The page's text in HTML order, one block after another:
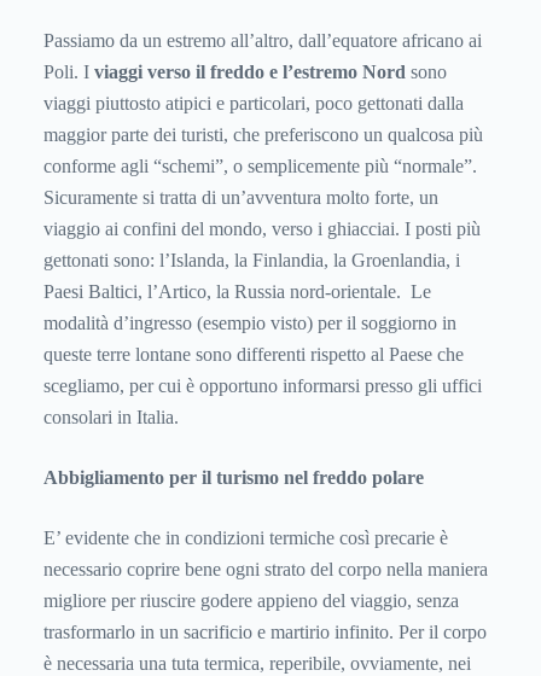
Passiamo da un estremo all’altro, dall’equatore africano ai
Poli. I viaggi verso il freddo e l’estremo Nord sono
viaggi piuttosto atipici e particolari, poco gettonati dalla
maggior parte dei turisti, che preferiscono un qualcosa più
conforme agli “schemi”, o semplicemente più “normale”.
Sicuramente si tratta di un’avventura molto forte, un
viaggio ai confini del mondo, verso i ghiacciai. I posti più
gettonati sono: l’Islanda, la Finlandia, la Groenlandia, i
Paesi Baltici, l’Artico, la Russia nord-orientale. Le
modalità d’ingresso (esempio visto) per il soggiorno in
queste terre lontane sono differenti rispetto al Paese che
scegliamo, per cui è opportuno informarsi presso gli uffici
consolari in Italia.
Abbigliamento per il turismo nel freddo polare
E’ evidente che in condizioni termiche così precarie è
necessario coprire bene ogni strato del corpo nella maniera
migliore per riuscire godere appieno del viaggio, senza
trasformarlo in un sacrificio e martirio infinito. Per il corpo
è necessaria una tuta termica, reperibile, ovviamente, nei